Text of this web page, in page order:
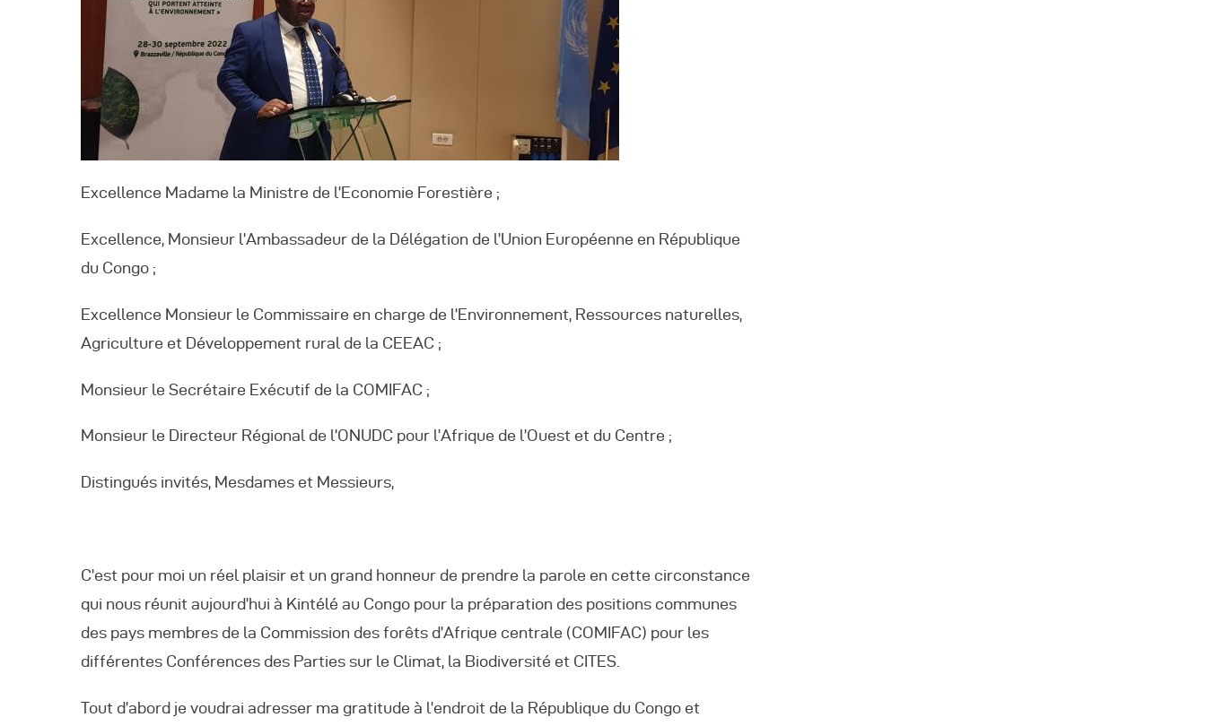
Excellence Madame la Ministre de l’Economie Forestière ;
Excellence, Monsieur l’Ambassadeur de la Délégation de l’Union Européenne en République
du Congo ;
Excellence Monsieur le Commissaire en charge de l’Environnement, Ressources naturelles,
Agriculture et Développement rural de la CEEAC ;
Monsieur le Secrétaire Exécutif de la COMIFAC ;
Monsieur le Directeur Régional de l’ONUDC pour l’Afrique de l’Ouest et du Centre ;
Distingués invités, Mesdames et Messieurs,
C’est pour moi un réel plaisir et un grand honneur de prendre la parole en cette circonstance
qui nous réunit aujourd’hui à Kintélé au Congo pour la préparation des positions communes
des pays membres de la Commission des forêts d’Afrique centrale (COMIFAC) pour les
différentes Conférences des Parties sur le Climat, la Biodiversité et CITES.
Tout d’abord je voudrai adresser ma gratitude à l’endroit de la République du Congo et